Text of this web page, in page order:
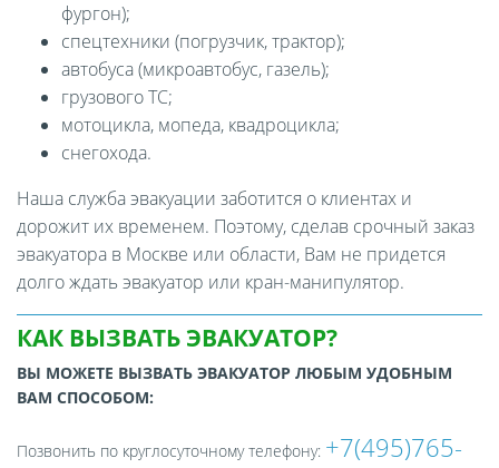
фургон);
спецтехники (погрузчик, трактор);
автобуса (микроавтобус, газель);
грузового ТС;
мотоцикла, мопеда, квадроцикла;
снегохода.
Наша служба эвакуации заботится о клиентах и
дорожит их временем. Поэтому, сделав срочный заказ
эвакуатора в Москве или области, Вам не придется
долго ждать эвакуатор или кран-манипулятор.
КАК ВЫЗВАТЬ ЭВАКУАТОР?
ВЫ МОЖЕТЕ ВЫЗВАТЬ ЭВАКУАТОР ЛЮБЫМ УДОБНЫМ
ВАМ СПОСОБОМ:
Позвонить по круглосуточному телефону: +7(495)765-